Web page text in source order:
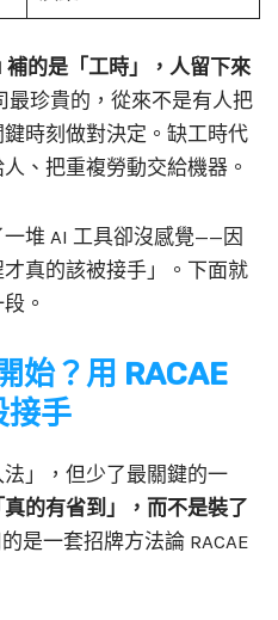
補的是「工時」，人留下來
最珍貴的，從來不是有人把
時刻做對決定。缺工時代
、把重複勞動交給機器。
堆 AI 工具卻沒感覺——因
真的該被接手」。下面就
。
始？用 RACAE
接手
」，但少了最關鍵的一
的有省到」，而不是裝了
是一套招牌方法論 RACAE